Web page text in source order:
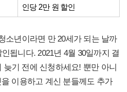
인당 2만 원 할인
소년이라면 만 20세가 되는 날까
됩니다. 2021년 4월 30일까지 결
기 전에 신청하세요! 뿐만 아니
이용하고 계신 분들께도 추가